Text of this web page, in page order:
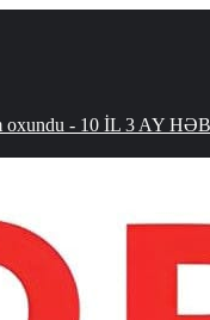
oxundu - 10 İL 3 AY